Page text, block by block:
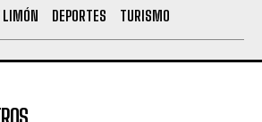
LIMÓN DEPORTES TURISMO